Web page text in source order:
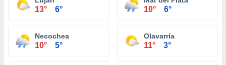
13° 6° 10° 6°
Necochea
10° 5°
Olavarría
11° 3°